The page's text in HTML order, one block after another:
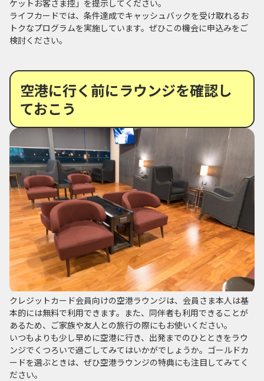
ケットお客さま控」を提示してください。
ライフカードでは、条件達成でキャッシュバックを受け取れるお
トクなプログラムを実施しています。ぜひこの機会に申込みをご
検討ください。
空港に行く前にラウンジを確認し
ておこう
クレジットカード会員向けの空港ラウンジは、会員さま本人は基
本的には無料で利用できます。また、同伴者も利用できることが
あるため、ご家族や友人との旅行の際にもお使いください。
いつもよりも少し早めに空港に行き、出発までのひとときをラウ
ンジでくつろいで過ごしてみてはいかがでしょうか。ゴールドカ
ードを選ぶときは、ぜひ空港ラウンジの特典にも注目してみてく
ださい。